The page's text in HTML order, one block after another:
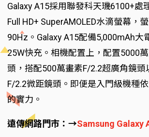
Galaxy A15採用聯發科天璣6100+處
Full HD+ SuperAMOLED水滴螢幕，
90Hz。Galaxy A15配備5,000mAh大
25W快充。相機配置上，配置5000
頭，搭配500萬畫素F/2.2超廣角鏡頭
F/2.2微距鏡頭。即便是入門級機種
的實力。
遠傳網路門市：→Samsung Galaxy